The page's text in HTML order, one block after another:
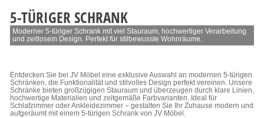
5-TÜRIGER SCHRANK
Moderner 5-türiger Schrank mit viel Stauraum, hochwertiger Verarbeitung
und zeitlosem Design. Perfekt für stilbewusste Wohnräume.
Entdecken Sie bei JV Möbel eine exklusive Auswahl an modernen 5-türigen
Schränken, die Funktionalität und stilvolles Design perfekt vereinen. Unsere
Schränke bieten großzügigen Stauraum und überzeugen durch klare Linien,
hochwertige Materialien und zeitgemäße Farbvarianten. Ideal für
Schlafzimmer oder Ankleidezimmer – gestalten Sie Ihr Zuhause modern und
aufgeräumt mit einem 5-türigen Schrank von JV Möbel.